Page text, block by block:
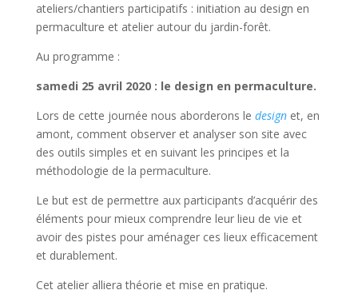
ateliers/chantiers participatifs : initiation au design en
permaculture et atelier autour du jardin-forêt.
Au programme :
samedi 25 avril 2020 : le design en permaculture.
Lors de cette journée nous aborderons le designet, en
amont, comment observer et analyser son site avec
des outils simples et en suivant les principes et la
méthodologie de la permaculture.
Le but est de permettre aux participants d’acquérir des
éléments pour mieux comprendre leur lieu de vie et
avoir des pistes pour aménager ces lieux efficacement
et durablement.
Cet atelier alliera théorie et mise en pratique.